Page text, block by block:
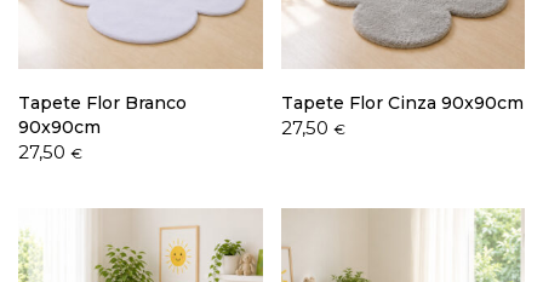
Tapete Flor Branco
90x90cm
27,50 €
Tapete Flor Cinza 90x90cm
27,50 €